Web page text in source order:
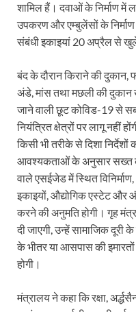
शामिल हैं। दवाओं के निर्माण में
उपकरण और एम्बुलेंसों के निर्माण
संबंधी इकाइयां 20 अप्रैल से
बंद के दौरान किराने की
अंडे, मांस तथा मछली की दुकान
जाने वाली छूट कोविड-19 से
नियंत्रित क्षेत्रों पर लागू नहीं
किसी भी तरीके से दिशा
आवश्यकताओं के अनुसार सख्त
वाले एसईजेड में स्थित
इकाइयों, औद्योगिक एस्टेट और
करने की अनुमति होगी। गृह
दी जाएगी, उन्हें सामाजिक दूरी
के भीतर या आसपास की
होगी।
मंत्रालय ने कहा कि रक्षा,